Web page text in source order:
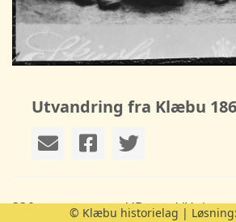
Utvandring fra Klæbu
330 personer med ’Bustad/
© Klæbu historielag | Løsning: